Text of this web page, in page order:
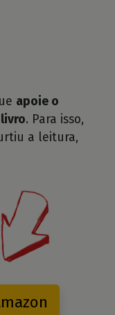
apoie o
. Para isso,
a leitura,